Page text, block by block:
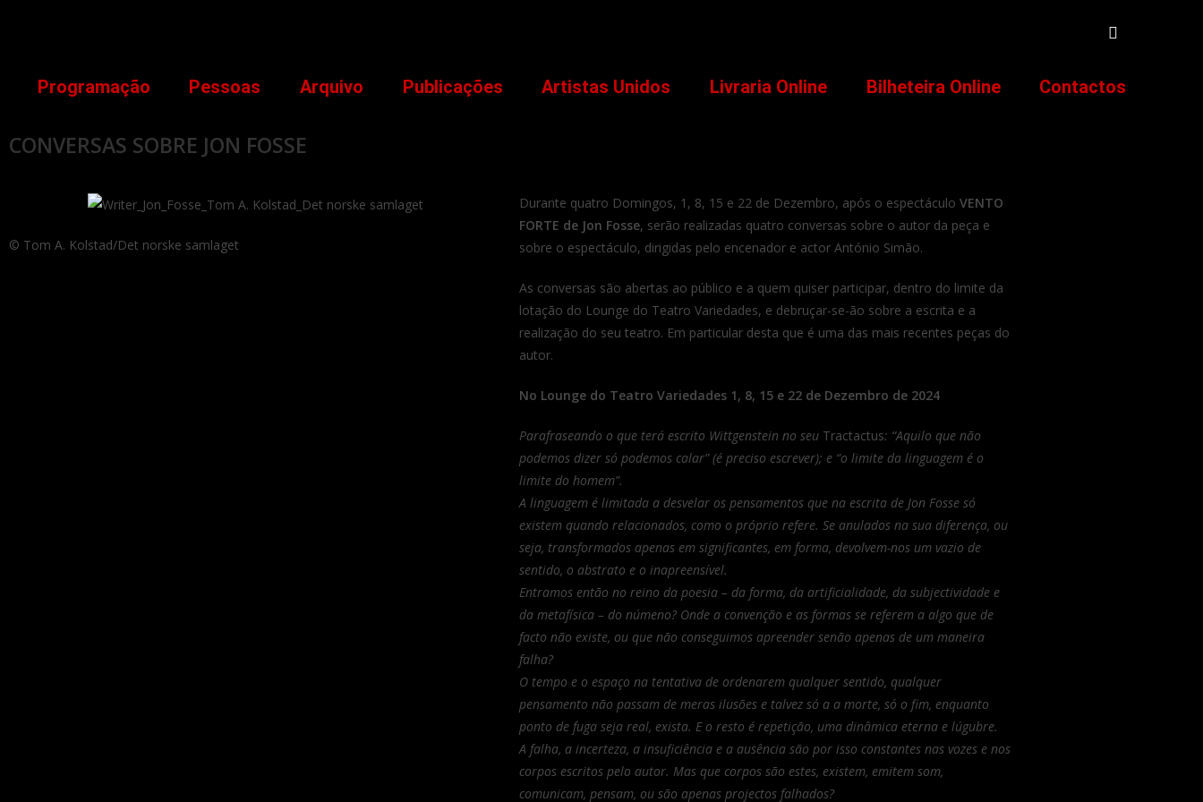
Programação Pessoas Arquivo Publicações Artistas Unidos Livraria Online Bilheteira Online Contactos
CONVERSAS SOBRE JON FOSSE
© Tom A. Kolstad/Det norske samlaget
Durante quatro Domingos, 1, 8, 15 e 22 de Dezembro, após o espectáculo VENTO
FORTE de Jon Fosse, serão realizadas quatro conversas sobre o autor da peça e
sobre o espectáculo, dirigidas pelo encenador e actor António Simão.
As conversas são abertas ao público e a quem quiser participar, dentro do limite da
lotação do Lounge do Teatro Variedades, e debruçar-se-ão sobre a escrita e a
realização do seu teatro. Em particular desta que é uma das mais recentes peças do
autor.
No Lounge do Teatro Variedades 1, 8, 15 e 22 de Dezembro de 2024
Parafraseando o que terá escrito Wittgenstein no seu Tractactus: “Aquilo que não
podemos dizer só podemos calar” (é preciso escrever); e “o limite da linguagem é o
limite do homem”.
A linguagem é limitada a desvelar os pensamentos que na escrita de Jon Fosse só
existem quando relacionados, como o próprio refere. Se anulados na sua diferença, ou
seja, transformados apenas em significantes, em forma, devolvem-nos um vazio de
sentido, o abstrato e o inapreensível.
Entramos então no reino da poesia – da forma, da artificialidade, da subjectividade e
da metafísica – do númeno? Onde a convenção e as formas se referem a algo que de
facto não existe, ou que não conseguimos apreender senão apenas de um maneira
falha?
O tempo e o espaço na tentativa de ordenarem qualquer sentido, qualquer
pensamento não passam de meras ilusões e talvez só a a morte, só o fim, enquanto
ponto de fuga seja real, exista. E o resto é repetição, uma dinâmica eterna e lúgubre.
A falha, a incerteza, a insuficiência e a ausência são por isso constantes nas vozes e nos
corpos escritos pelo autor. Mas que corpos são estes, existem, emitem som,
comunicam, pensam, ou são apenas projectos falhados?